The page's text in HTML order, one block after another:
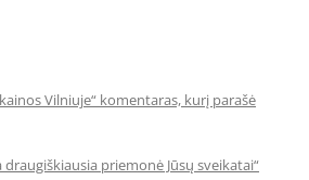
Vilniuje“ komentaras, kurį parašė
priemonė Jūsų sveikatai“